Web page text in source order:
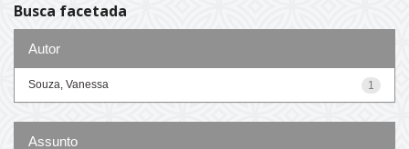
Busca facetada
Autor
1
Souza, Vanessa
Assunto